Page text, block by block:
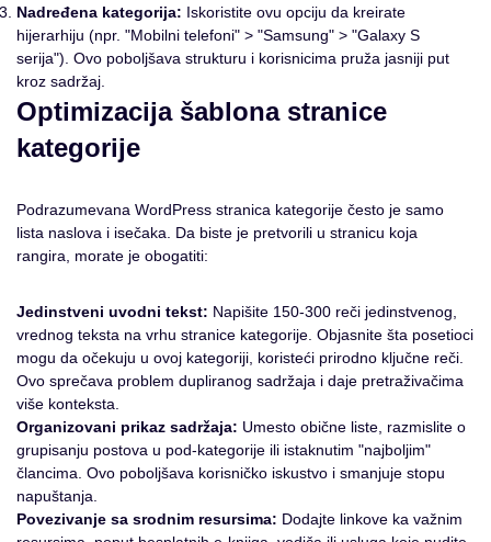
Nadređena kategorija: Iskoristite ovu opciju da kreirate
hijerarhiju (npr. "Mobilni telefoni" > "Samsung" > "Galaxy S
serija"). Ovo poboljšava strukturu i korisnicima pruža jasniji put
kroz sadržaj.
Optimizacija šablona stranice
kategorije
Podrazumevana WordPress stranica kategorije često je samo
lista naslova i isečaka. Da biste je pretvorili u stranicu koja
rangira, morate je obogatiti:
Jedinstveni uvodni tekst: Napišite 150-300 reči jedinstvenog,
vrednog teksta na vrhu stranice kategorije. Objasnite šta posetioci
mogu da očekuju u ovoj kategoriji, koristeći prirodno ključne reči.
Ovo sprečava problem dupliranog sadržaja i daje pretraživačima
više konteksta.
Organizovani prikaz sadržaja: Umesto obične liste, razmislite o
grupisanju postova u pod-kategorije ili istaknutim "najboljim"
člancima. Ovo poboljšava korisničko iskustvo i smanjuje stopu
napuštanja.
Povezivanje sa srodnim resursima: Dodajte linkove ka važnim